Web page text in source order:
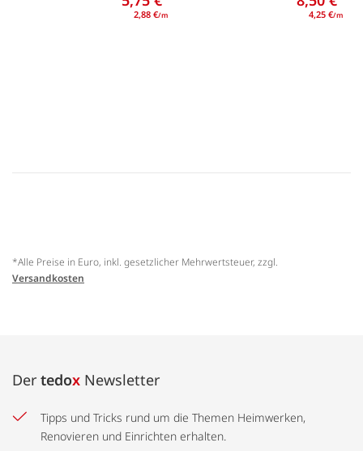
2,88 €/m 4,25 €/m
*Alle Preise in Euro, inkl. gesetzlicher Mehrwertsteuer, zzgl.
Versandkosten
Der tedox Newsletter
Tipps und Tricks rund um die Themen Heimwerken,
Renovieren und Einrichten erhalten.